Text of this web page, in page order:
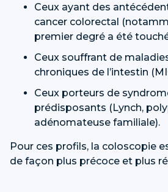
Ceux ayant des
cancer colorectal
premier degré a été
Ceux souffrant de
chroniques de l’intestin
Ceux porteurs de
prédisposants (Lynch,
adénomateuse familiale).
Pour ces profils, la coloscopie
de façon plus précoce et plus